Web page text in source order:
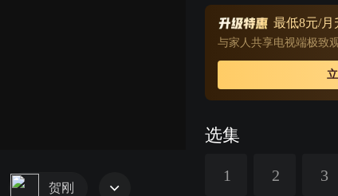
最低8元/月
与家人共享电视端极致
选集
1 2 3
贺刚